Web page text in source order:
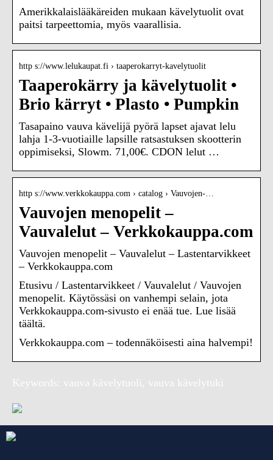
Amerikkalaislääkäreiden mukaan kävelytuolit ovat
paitsi tarpeettomia, myös vaarallisia.
http s://www.lelukaupat.fi › taaperokarryt-kavelytuolit
Taaperokärry ja kävelytuolit •
Brio kärryt • Plasto • Pumpkin
Tasapaino vauva kävelijä pyörä lapset ajavat lelu
lahja 1-3-vuotiaille lapsille ratsastuksen skootterin
oppimiseksi, Slowm. 71,00€. CDON lelut …
http s://www.verkkokauppa.com › catalog › Vauvojen-…
Vauvojen menopelit –
Vauvalelut – Verkkokauppa.com
Vauvojen menopelit – Vauvalelut – Lastentarvikkeet
– Verkkokauppa.com
Etusivu / Lastentarvikkeet / Vauvalelut / Vauvojen
menopelit. Käytössäsi on vanhempi selain, jota
Verkkokauppa.com-sivusto ei enää tue. Lue lisää
täältä.
Verkkokauppa.com – todennäköisesti aina halvempi!
Keywords: vauva kävelytuoli, vauva kävelytuki